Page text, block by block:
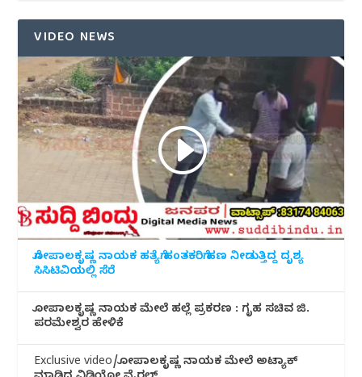
VIDEO NEWS
ಗೋಪಾಲಕೃಷ್ಣ ನಾಯಕ ಹತ್ಯೆಗೆ ಹಂತಕರಿಗೆ ಹಣ ನೀಡುತ್ತಿದ್ದ ದೃಶ್ಯ
ಸಿಸಿಟಿವಿಯಲ್ಲಿ ಸೆರೆ
ಗೋಪಾಲಕೃಷ್ಣ ನಾಯಕ ಮೇಲೆ ಹಲ್ಲೆ ಪ್ರಕರಣ : ಗೃಹ ಸಚಿವ ಜಿ.
ಪರಮೇಶ್ವರ ಹೇಳಿಕೆ
Exclusive video/ಗೋಪಾಲಕೃಷ್ಣ ನಾಯಕ ಮೇಲೆ ಅಟ್ಯಾಕ್